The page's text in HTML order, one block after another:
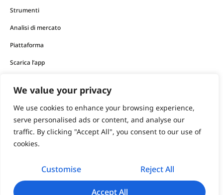
We value your privacy
We use cookies to enhance your browsing experience,
serve personalised ads or content, and analyse our
traffic. By clicking "Accept All", you consent to our use of
cookies.
Customise Reject All
Accept All
Strumenti
Analisi di mercato
Piattaforma
Scarica l’app
I prodotti finanziari offerti dalla società comportano un
elevato livello di rischio e possono comportare la perdita di
tutti i tuoi fondi.
Non dovresti mai investire denaro che non puoi permetterti
di perdere.
support@iqoption.com